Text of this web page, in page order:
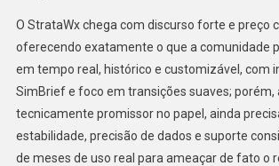
O StrataWx chega com discurso forte e preço
oferecendo exatamente o que a comunidade
em tempo real, histórico e customizável, com
SimBrief e foco em transições suaves; porém,
tecnicamente promissor no papel, ainda
estabilidade, precisão de dados e suporte
de meses de uso real para ameaçar de fato o